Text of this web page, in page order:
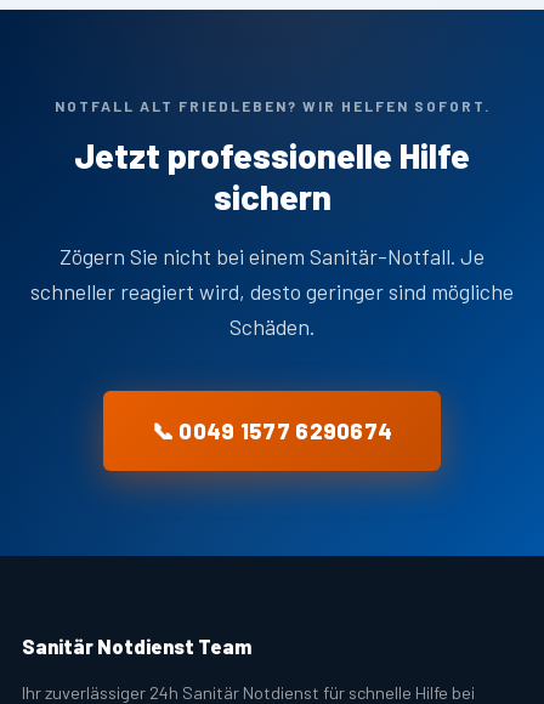
NOTFALL ALT FRIEDLEBEN? WIR HELFEN SOFORT.
Jetzt professionelle Hilfe
sichern
Zögern Sie nicht bei einem Sanitär-Notfall. Je
schneller reagiert wird, desto geringer sind mögliche
Schäden.
📞 0049 1577 6290674
Sanitär Notdienst Team
Ihr zuverlässiger 24h Sanitär Notdienst für schnelle Hilfe bei